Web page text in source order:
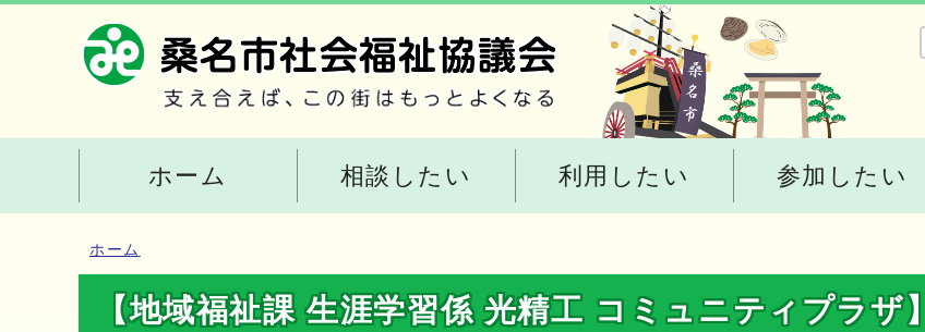
ホーム 相談したい 利用したい 参加したい
ホーム
【地域福祉課 生涯学習係 光精工 コミュニティプラザ